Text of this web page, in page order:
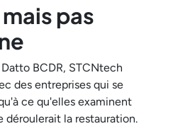
pas
BCDR, STCNtech
des entreprises qui se
ce qu'elles examinent
la restauration.